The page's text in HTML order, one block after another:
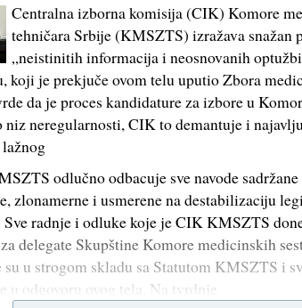
Centralna izborna komisija (CIK) Komore
tehničara Srbije (KMSZTS) izražava snažan
„neistinitih informacija i neosnovanih
koji je prekjuče ovom telu uputio Zbora
da je proces kandidature za izbore u
niz neregularnosti, CIK to demantuje i
odlučno odbacuje sve navode
zlonamerne i usmerene na destabilizaciju
Sve radnje i odluke koje je CIK KMSZTS
delegate Skupštine Komore medicinskih
su u strogom skladu sa Statutom KMSZTS i
u odgovoru ovog tela. Na tvrdnje